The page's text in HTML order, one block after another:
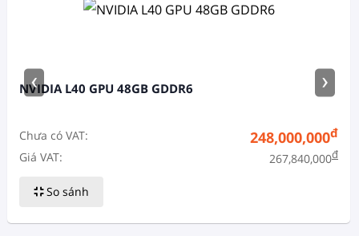
NVIDIA L40 GPU 48GB GDDR6
Chưa có VAT: 248,000,000đ
Giá VAT: 267,840,000đ
So sánh
‹ ›